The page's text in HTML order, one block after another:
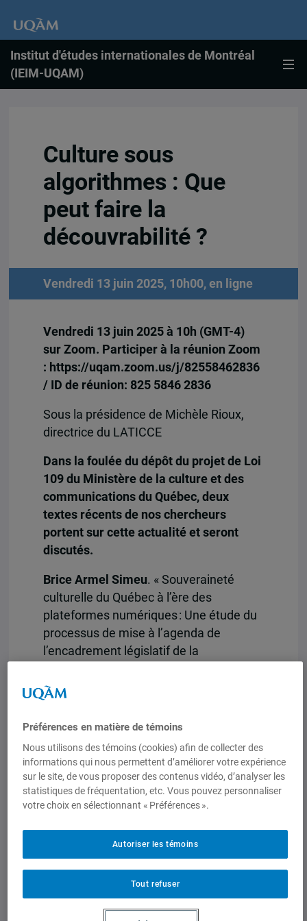
Institut d'études internationales de Montréal
(IEIM-UQAM)
Culture sous
algorithmes : Que
peut faire la
découvrabilité ?
Vendredi 13 juin 2025, 10h00, en ligne
Vendredi 13 juin 2025 à 10h (GMT-4)
sur Zoom. Participer à la réunion Zoom
: https://uqam.zoom.us/j/82558462836
/ ID de réunion: 825 5846 2836
Sous la présidence de Michèle Rioux,
directrice du LATICCE
Dans la foulée du dépôt du projet de Loi
109 du Ministère de la culture et des
communications du Québec, deux
textes récents de nos chercheurs
portent sur cette actualité et seront
discutés.
Brice Armel Simeu. « Souveraineté
culturelle du Québec à l’ère des
plateformes numériques : Une étude du
processus de mise à l’agenda de
l’encadrement législatif de la
francophones ». Mémoire de maîtrise en
science politique de l’UQAM déposé en
mai 2025.
Guy-Philippe Wells. « L’impact des
plateformes numériques d’écoute en
ligne sur les conditions de création des
artistes québécois et son incidence en
régulation nationale et internationale »
Thèse de doctorat en science politique
Préférences en matière de témoins
Nous utilisons des témoins (cookies) afin de collecter des
informations qui nous permettent d’améliorer votre expérience
sur le site, de vous proposer des contenus vidéo, d’analyser les
statistiques de fréquentation, etc. Vous pouvez personnaliser
votre choix en sélectionnant « Préférences ».
Tout refuser
Autoriser les témoins